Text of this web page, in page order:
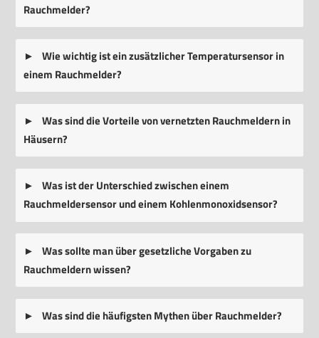
Rauchmelder?
Wie wichtig ist ein zusätzlicher Temperatursensor in
einem Rauchmelder?
Was sind die Vorteile von vernetzten Rauchmeldern in
Häusern?
Was ist der Unterschied zwischen einem
Rauchmeldersensor und einem Kohlenmonoxidsensor?
Was sollte man über gesetzliche Vorgaben zu
Rauchmeldern wissen?
Was sind die häufigsten Mythen über Rauchmelder?